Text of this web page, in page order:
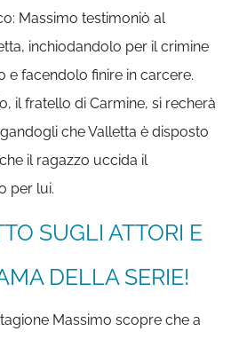
Massimo testimoniò al
inchiodandolo per il crimine
e facendolo finire in carcere.
il fratello di Carmine, si recherà
che Valletta è disposto
il ragazzo uccida il
per lui.
SUGLI ATTORI E
DELLA SERIE!
Massimo scopre che a